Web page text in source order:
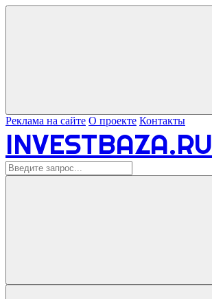
Реклама на сайте О проекте Контакты
INVESTBAZA.RU